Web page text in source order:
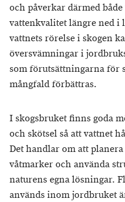
och påverkar därmed
vattenkvalitet längre ned i
vattnets rörelse i skogen
översvämningar i
som förutsättningarna för
mångfald förbättras.
I skogsbruket finns goda
och skötsel så att vattnet
Det handlar om att
våtmarker och använda
naturens egna lösningar.
används inom jordbruket